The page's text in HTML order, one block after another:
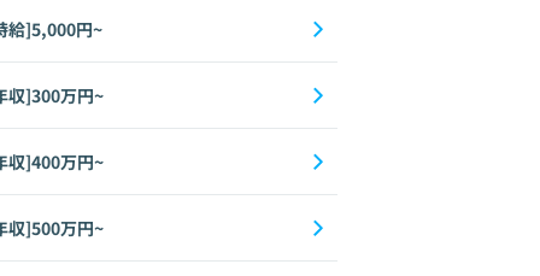
CakePHP Dart
給]5,000円~
収]300万円~
収]400万円~
収]500万円~